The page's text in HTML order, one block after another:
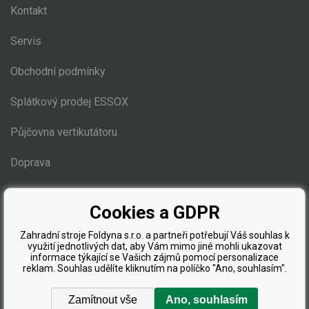
Náhradní díly
Náhradní díly pro motorové pily
Zahradní traktory
Náhradní díly Starjet
Estate 3084
Estate 5092, 6092
Estate 6102
Elektro instalace
Kontakt
Servis
Obchodní podmínky
Splátkový prodej ESSOX
Půjčovna vertikutátoru
Doprava
Blog
Cookies a GDPR
Zahradní stroje Foldyna s.r.o. a partneři potřebují Váš souhlas k
využití jednotlivých dat, aby Vám mimo jiné mohli ukazovat
informace týkající se Vašich zájmů pomocí personalizace
reklam. Souhlas udělíte kliknutím na políčko "Ano, souhlasím".
Zamítnout vše Ano, souhlasím